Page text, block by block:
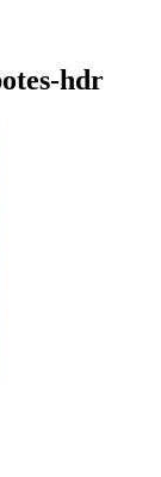
hdr